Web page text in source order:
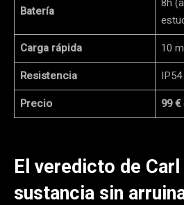
Batería
Carga rápida
10
Resistencia
Precio
99 €
El veredicto de
sustancia sin